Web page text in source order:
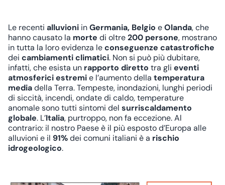
Le recenti alluvioni inGermania, Belgio eOlanda, che
hanno causato la morte di oltre200 persone, mostrano
in tutta la loro evidenza leconseguenze catastrofiche
dei cambiamenti climatici. Non si può più dubitare,
infatti, che esista un rapporto diretto tra gli eventi
atmosferici estremie l’aumento della temperatura
mediadella Terra. Tempeste, inondazioni, lunghi periodi
di siccità, incendi, ondate di caldo, temperature
anomale sono tutti sintomi del surriscaldamento
globale. L’Italia, purtroppo, non fa eccezione. Al
contrario: il nostro Paese è il più esposto d’Europa alle
alluvioni e il 91%dei comuni italiani è a rischio
idrogeologico.